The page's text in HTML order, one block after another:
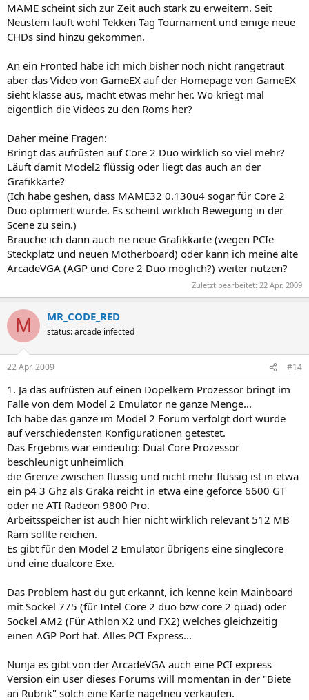
MAME scheint sich zur Zeit auch stark zu erweitern. Seit
Neustem läuft wohl Tekken Tag Tournament und einige neue
CHDs sind hinzu gekommen.
An ein Fronted habe ich mich bisher noch nicht rangetraut
aber das Video von GameEX auf der Homepage von GameEX
sieht klasse aus, macht etwas mehr her. Wo kriegt mal
eigentlich die Videos zu den Roms her?
Daher meine Fragen:
Bringt das aufrüsten auf Core 2 Duo wirklich so viel mehr?
Läuft damit Model2 flüssig oder liegt das auch an der
Grafikkarte?
(Ich habe geshen, dass MAME32 0.130u4 sogar für Core 2
Duo optimiert wurde. Es scheint wirklich Bewegung in der
Scene zu sein.)
Brauche ich dann auch ne neue Grafikkarte (wegen PCIe
Steckplatz und neuen Motherboard) oder kann ich meine alte
ArcadeVGA (AGP und Core 2 Duo möglich?) weiter nutzen?
Zuletzt bearbeitet: 22 Apr. 2009
M MR_CODE_RED
status: arcade infected
22 Apr. 2009 #14
1. Ja das aufrüsten auf einen Dopelkern Prozessor bringt im
Falle von dem Model 2 Emulator ne ganze Menge...
Ich habe das ganze im Model 2 Forum verfolgt dort wurde
auf verschiedensten Konfigurationen getestet.
Das Ergebnis war eindeutig: Dual Core Prozessor
beschleunigt unheimlich
die Grenze zwischen flüssig und nicht mehr flüssig ist in etwa
ein p4 3 Ghz als Graka reicht in etwa eine geforce 6600 GT
oder ne ATI Radeon 9800 Pro.
Arbeitsspeicher ist auch hier nicht wirklich relevant 512 MB
Ram sollte reichen.
Es gibt für den Model 2 Emulator übrigens eine singlecore
und eine dualcore Exe.
Das Problem hast du gut erkannt, ich kenne kein Mainboard
mit Sockel 775 (für Intel Core 2 duo bzw core 2 quad) oder
Sockel AM2 (Für Athlon X2 und FX2) welches gleichzeitig
einen AGP Port hat. Alles PCI Express...
Nunja es gibt von der ArcadeVGA auch eine PCI express
Version ein user dieses Forums will momentan in der "Biete
an Rubrik" solch eine Karte nagelneu verkaufen.